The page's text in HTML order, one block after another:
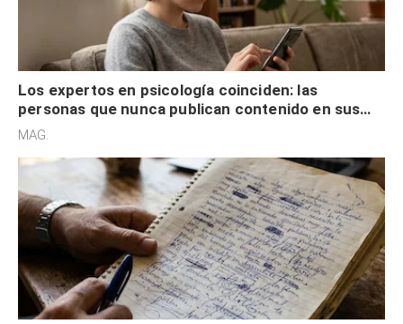
Los expertos en psicología coinciden: las
personas que nunca publican contenido en sus
redes sociales no pretenden buscar validación
MAG.